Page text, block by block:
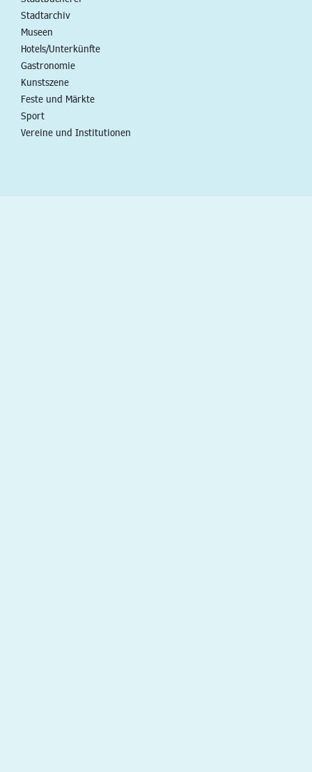
Stadtarchiv
Museen
Hotels/Unterkünfte
Gastronomie
Kunstszene
Feste und Märkte
Sport
Vereine und Institutionen